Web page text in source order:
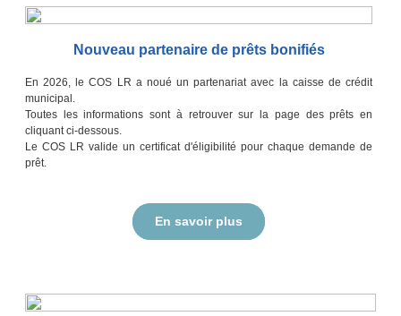
Nouveau partenaire de prêts bonifiés
En 2026, le COS LR a noué un partenariat avec la caisse de crédit
municipal.
Toutes les informations sont à retrouver sur la page des prêts en
cliquant ci-dessous.
Le COS LR valide un certificat d'éligibilité pour chaque demande de
prêt.
En savoir plus